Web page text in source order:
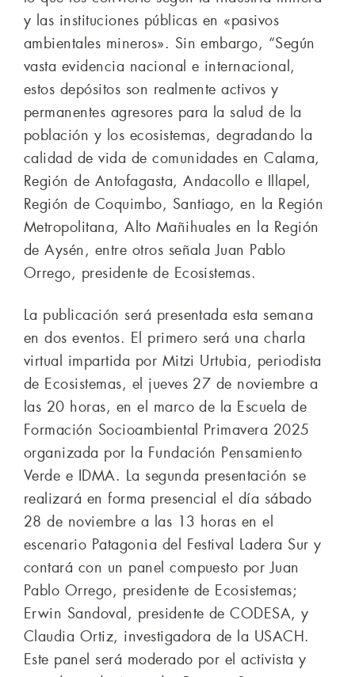
y las instituciones públicas en «pasivos
ambientales mineros». Sin embargo, “Según
vasta evidencia nacional e internacional,
estos depósitos son realmente activos y
permanentes agresores para la salud de la
población y los ecosistemas, degradando la
calidad de vida de comunidades en Calama,
Región de Antofagasta, Andacollo e Illapel,
Región de Coquimbo, Santiago, en la Región
Metropolitana, Alto Mañihuales en la Región
de Aysén, entre otros señala Juan Pablo
Orrego, presidente de Ecosistemas.
La publicación será presentada esta semana
en dos eventos. El primero será una charla
virtual impartida por Mitzi Urtubia, periodista
de Ecosistemas, el jueves 27 de noviembre a
las 20 horas, en el marco de la Escuela de
Formación Socioambiental Primavera 2025
organizada por la Fundación Pensamiento
Verde e IDMA. La segunda presentación se
realizará en forma presencial el día sábado
28 de noviembre a las 13 horas en el
escenario Patagonia del Festival Ladera Sur y
contará con un panel compuesto por Juan
Pablo Orrego, presidente de Ecosistemas;
Erwin Sandoval, presidente de CODESA, y
Claudia Ortiz, investigadora de la USACH.
Este panel será moderado por el activista y